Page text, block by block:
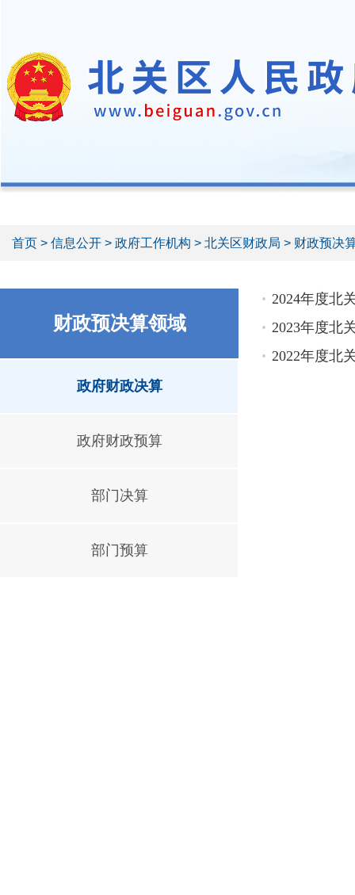
首页 > 信息公开 > 政府工作机构 > 北关区财政局 > 财政预决
财政预决算领域
政府财政决算
政府财政预算
部门决算
部门预算
2024年度北
2023年度北
2022年度北